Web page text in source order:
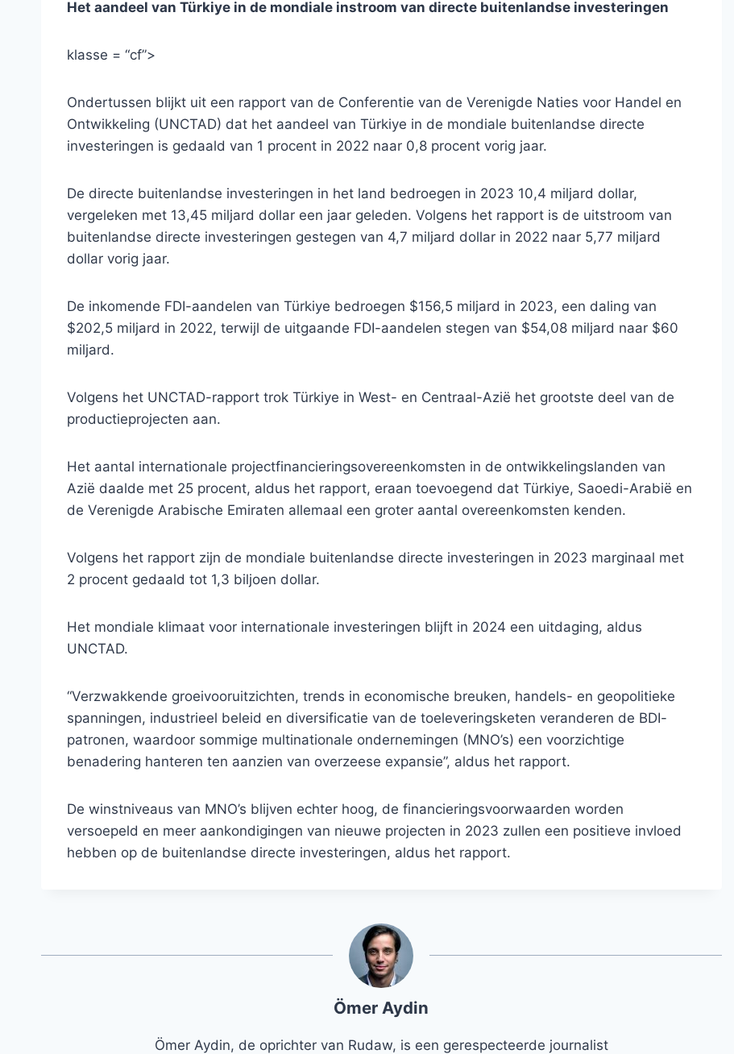
Het aandeel van Türkiye in de mondiale instroom van directe buitenlandse investeringen
klasse = “cf”>
Ondertussen blijkt uit een rapport van de Conferentie van de Verenigde Naties voor Handel en
Ontwikkeling (UNCTAD) dat het aandeel van Türkiye in de mondiale buitenlandse directe
investeringen is gedaald van 1 procent in 2022 naar 0,8 procent vorig jaar.
De directe buitenlandse investeringen in het land bedroegen in 2023 10,4 miljard dollar,
vergeleken met 13,45 miljard dollar een jaar geleden. Volgens het rapport is de uitstroom van
buitenlandse directe investeringen gestegen van 4,7 miljard dollar in 2022 naar 5,77 miljard
dollar vorig jaar.
De inkomende FDI-aandelen van Türkiye bedroegen $156,5 miljard in 2023, een daling van
$202,5 ​​miljard in 2022, terwijl de uitgaande FDI-aandelen stegen van $54,08 miljard naar $60
miljard.
Volgens het UNCTAD-rapport trok Türkiye in West- en Centraal-Azië het grootste deel van de
productieprojecten aan.
Het aantal internationale projectfinancieringsovereenkomsten in de ontwikkelingslanden van
Azië daalde met 25 procent, aldus het rapport, eraan toevoegend dat Türkiye, Saoedi-Arabië en
de Verenigde Arabische Emiraten allemaal een groter aantal overeenkomsten kenden.
Volgens het rapport zijn de mondiale buitenlandse directe investeringen in 2023 marginaal met
2 procent gedaald tot 1,3 biljoen dollar.
Het mondiale klimaat voor internationale investeringen blijft in 2024 een uitdaging, aldus
UNCTAD.
“Verzwakkende groeivooruitzichten, trends in economische breuken, handels- en geopolitieke
spanningen, industrieel beleid en diversificatie van de toeleveringsketen veranderen de BDI-
patronen, waardoor sommige multinationale ondernemingen (MNO’s) een voorzichtige
benadering hanteren ten aanzien van overzeese expansie”, aldus het rapport.
De winstniveaus van MNO’s blijven echter hoog, de financieringsvoorwaarden worden
versoepeld en meer aankondigingen van nieuwe projecten in 2023 zullen een positieve invloed
hebben op de buitenlandse directe investeringen, aldus het rapport.
Ömer Aydin
Ömer Aydin, de oprichter van Rudaw, is een gerespecteerde journalist